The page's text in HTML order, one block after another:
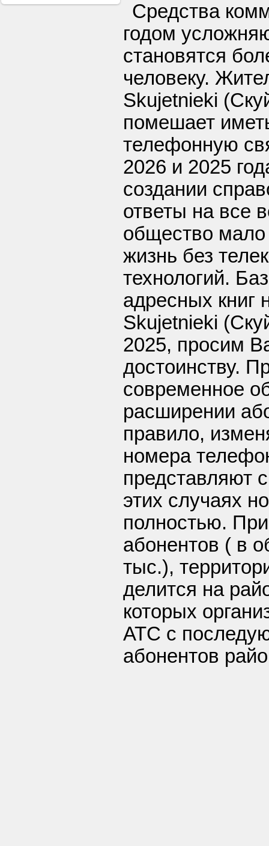
Средства
годом
становятся
человеку.
Skujetnieki
помешает
телефонную
2026 и 2025
создании
ответы на все
общество мало
жизнь без
технологий.
адресных книг
Skujetnieki
2025, просим
достоинству.
современное
расширении
правило,
номера
представляют
этих случаях
полностью.
абонентов ( в
тыс.),
делится на
которых
АТС с
абонентов